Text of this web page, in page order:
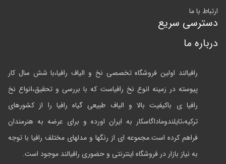
ارتباط با ما
دسترسی سریع
درباره ما
رافیالند اولین فروشگاه تخصصی نخ و الیاف رافیا،با شش سال کار
پیوسته در زمینه انوع نخ رافیاست که با بررسی و تحقیق،انواع نخ
رافیا ی باکیفیت بالا و الیاف طبیعی گیاه رافیا را از کشورهای
ترکیه،تایلندوماداگاسکار به ایران اورده و برای عرضه به هنرمندان
فراهم کرده است.مجموعه ای از رنگها و مدلهای مختلف رافیا با توجه
به نیاز بازار در فروشگاه اینترنتی و حضوری رافیالند موجود است.